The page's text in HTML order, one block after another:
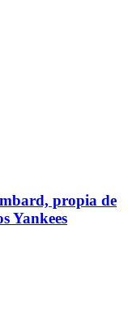
propia de
Yankees